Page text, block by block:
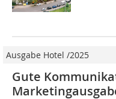
Ausgabe Hotel /2025
Gute